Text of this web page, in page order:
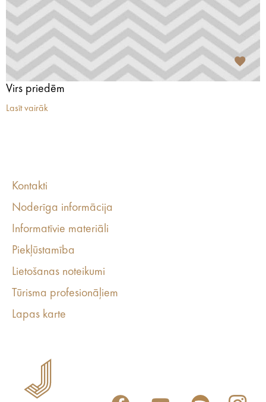
Virs priedēm
Lasīt vairāk
Kontakti
Noderīga informācija
Informatīvie materiāli
Piekļūstamība
Lietošanas noteikumi
Tūrisma profesionāļiem
Lapas karte